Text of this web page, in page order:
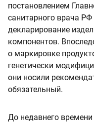
постановлением
санитарного врача
декларирование
компонентов.
о маркировке
генетически
они носили
обязательный.
До недавнего